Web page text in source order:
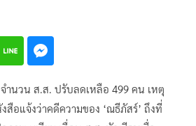
จำนวน ส.ส. ปรับลดเหลือ 499 คน เหตุ
อแจ้งว่าคดีความของ ‘ณธีภัสร์’ ถึงที่